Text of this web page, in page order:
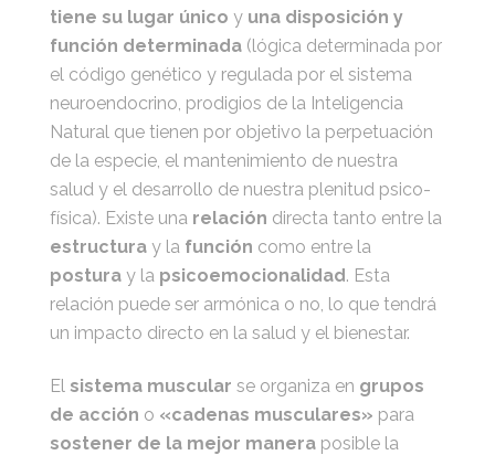
tiene su lugar único yuna disposición y
función determinada (lógica determinada por
el código genético y regulada por el sistema
neuroendocrino, prodigios de la Inteligencia
Natural que tienen por objetivo la perpetuación
de la especie, el mantenimiento de nuestra
salud y el desarrollo de nuestra plenitud psico-
física). Existe una relación directa tanto entre la
estructuray la función como entre la
posturay la psicoemocionalidad. Esta
relación puede ser armónica o no, lo que tendrá
un impacto directo en la salud y el bienestar.
El sistema muscular se organiza en grupos
de acción o «cadenas musculares» para
sostener de la mejor manera posible la